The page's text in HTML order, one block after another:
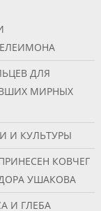
ДЛЯ
МИРНЫХ
И КУЛЬТУРЫ
КОВЧЕГ
УШАКОВА
И ГЛЕБА